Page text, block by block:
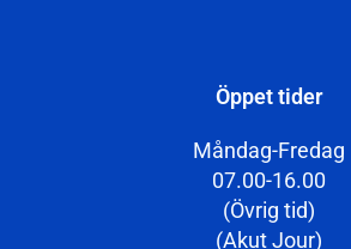
Öppet tider
Måndag-Fredag
07.00-16.00
(Övrig tid)
(Akut Jour)